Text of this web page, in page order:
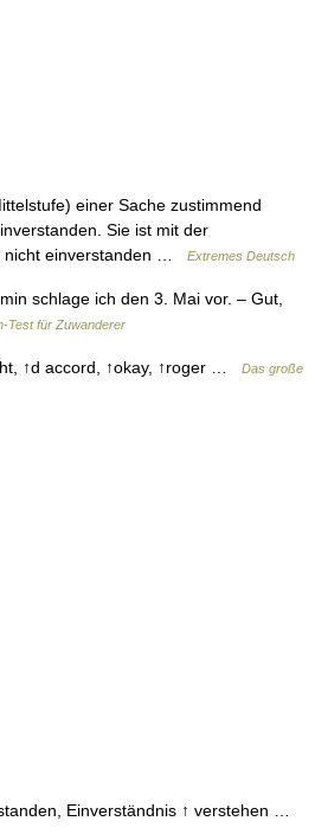
einer Sache zustimmend
Sie ist mit der
nicht einverstanden …
Extremes Deutsch
schlage ich den 3. Mai vor. – Gut,
Test für Zuwanderer
↑d accord, ↑okay, ↑roger …
Das große
Einverständnis ↑ verstehen …